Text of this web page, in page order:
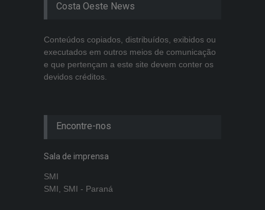
Costa Oeste News
Conteúdos copiados, distribuídos, exibidos ou
executados em outros meios de comunicação
e que pertençam a este site devem conter os
devidos créditos.
Encontre-nos
Sala de imprensa
SMI
SMI, SMI - Paraná